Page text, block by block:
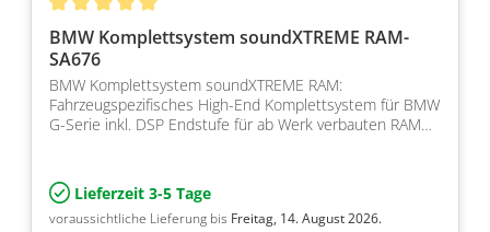
BMW Komplettsystem soundXTREME RAM-
SA676
BMW Komplettsystem soundXTREME RAM:
Fahrzeugspezifisches High-End Komplettsystem für BMW
G-Serie inkl. DSP Endstufe für ab Werk verbauten RAM
Lieferzeit 3-5 Tage
voraussichtliche Lieferung bis Freitag, 14. August 2026.